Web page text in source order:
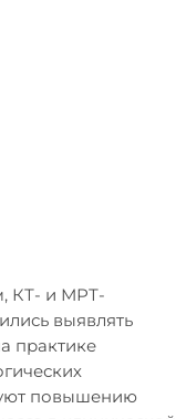
КТ- и МРТ-
выявлять
практике
повышению